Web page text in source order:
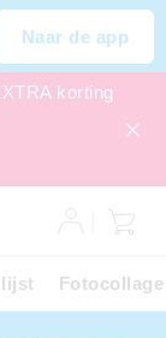
Naar de app
korting
lijst Fotocollage